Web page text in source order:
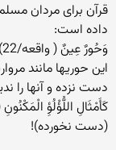
قرآن برای مردان
داده است:
وَحُورٌ عِينٌ ( واقعه/22) و حوریهای چشم درشت (در این باغ هستند).
این حوریها مانند
دست نزده و آنها را
(دست نخورده)!